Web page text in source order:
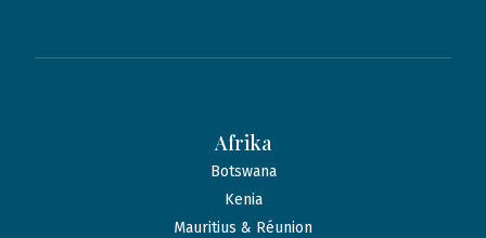
Afrika
Botswana
Kenia
Mauritius & Réunion